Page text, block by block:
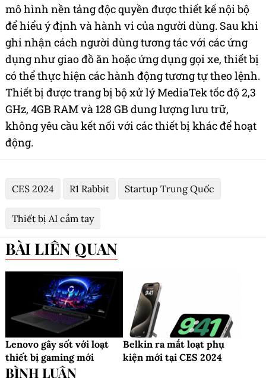
mô hình nền tảng độc quyền được thiết kế nội bộ
để hiểu ý định và hành vi của người dùng. Sau khi
ghi nhận cách người dùng tương tác với các ứng
dụng như giao đồ ăn hoặc ứng dụng gọi xe, thiết bị
có thể thực hiện các hành động tương tự theo lệnh.
Thiết bị được trang bị bộ xử lý MediaTek tốc độ 2,3
GHz, 4GB RAM và 128 GB dung lượng lưu trữ,
không yêu cầu kết nối với các thiết bị khác để hoạt
động.
CES 2024 R1 Rabbit Startup Trung Quốc
Thiết bị AI cầm tay
BÀI LIÊN QUAN
Lenovo gây sốt với loạt
thiết bị gaming mới
Belkin ra mắt loạt phụ
kiện mới tại CES 2024